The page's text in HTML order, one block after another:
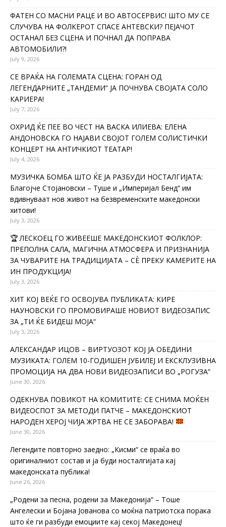
ФАТЕН СО МАСНИ РАЦЕ И ВО АВТОСЕРВИС! ШТО МУ СЕ
СЛУЧУВА НА ФОЛКЕРОТ СПАСЕ АНТЕВСКИ? ПЕЈАЧОТ
ОСТАНАЛ БЕЗ СЦЕНА И ПОЧНАЛ ДА ПОПРАВА
АВТОМОБИЛИ?!
July 9, 2026
СЕ ВРАЌА НА ГОЛЕМАТА СЦЕНА: ГОРАН ОД
ЛЕГЕНДАРНИТЕ „ТАНДЕМИ“ ЈА ПОЧНУВА СВОЈАТА СОЛО
КАРИЕРА!
July 7, 2026
ОХРИД ЌЕ ПЕЕ ВО ЧЕСТ НА ВАСКА ИЛИЕВА: ЕЛЕНА
АНДОНОВСКА ГО НАЈАВИ СВОЈОТ ГОЛЕМ СОЛИСТИЧКИ
КОНЦЕРТ НА АНТИЧКИОТ ТЕАТАР!
July 4, 2026
МУЗИЧКА БОМБА ШТО ЌЕ ЈА РАЗБУДИ НОСТАЛГИЈАТА:
Благојче Стојановски – Туше и „Империјал Бенд“ им
вдивнуваат нов живот на безвременските македонски
хитови!
July 3, 2026
🏆 ЛЕСКОЕЦ ГО ЖИВЕЕШЕ МАКЕДОНСКИОТ ФОЛКЛОР:
ПРЕПОЛНА САЛА, МАГИЧНА АТМОСФЕРА И ПРИЗНАНИЈА
ЗА ЧУВАРИТЕ НА ТРАДИЦИЈАТА – СÈ ПРЕКУ КАМЕРИТЕ НА
ИН ПРОДУКЦИЈА!
July 3, 2026
ХИТ КОЈ ВЕЌЕ ГО ОСВОЈУВА ПУБЛИКАТА: КИРЕ
НАУНОВСКИ ГО ПРОМОВИРАШЕ НОВИОТ ВИДЕОЗАПИС
ЗА „ТИ ЌЕ БИДЕШ МОЈА“
July 3, 2026
АЛЕКСАНДАР ИЦОВ – ВИРТУОЗОТ КОЈ ЈА ОБЕДИНИ
МУЗИКАТА: ГОЛЕМ 10-ГОДИШЕН ЈУБИЛЕЈ И ЕКСКЛУЗИВНА
ПРОМОЦИЈА НА ДВА НОВИ ВИДЕОЗАПИСИ ВО „РОГУЗА“
June 30, 2026
ОДЕКНУВА ПОВИКОТ НА КОМИТИТЕ: СЕ СНИМА МОЌЕН
ВИДЕОСПОТ ЗА МЕТОДИ ПАТЧЕ – МАКЕДОНСКИОТ
НАРОДЕН ХЕРОЈ ЧИЈА ЖРТВА НЕ СЕ ЗАБОРАВА!
June 30, 2026
Легендите повторно заедно: „Кисми“ се враќа во
оригиналниот состав и ја буди носталгијата кај
македонската публика!
June 26, 2026
„Родени за песна, родени за Македонија“ – Тоше
Ангелески и Бојана Јованова со моќна патриотска порака
што ќе ги разбуди емоциите кај секој Македонец!